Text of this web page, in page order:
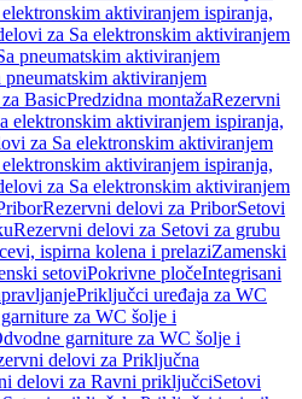
elektronskim aktiviranjem ispiranja,
za Sa elektronskim aktiviranjem
pneumatskim aktiviranjem
aktiviranjem
BasicPredzidna montažaRezervni
elektronskim aktiviranjem ispiranja,
za Sa elektronskim aktiviranjem
elektronskim aktiviranjem ispiranja,
za Sa elektronskim aktiviranjem
Rezervni delovi za PriborSetovi
Rezervni delovi za Setovi za grubu
ispirna kolena i prelaziZamenski
setoviPokrivne pločeIntegrisani
Priključci uređaja za WC
za WC šolje i
garniture za WC šolje i
delovi za Priključna
delovi za Ravni priključciSetovi